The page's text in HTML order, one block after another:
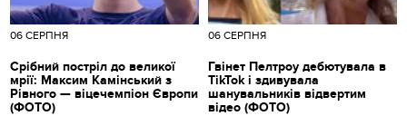
06 СЕРПНЯ
Срібний постріл до великої
мрії: Максим Камінський з
Рівного — віцечемпіон Європи
(ФОТО)
06 СЕРПНЯ
Гвінет Пелтроу дебютувала в
TikTok і здивувала
шанувальників відвертим
відео (ФОТО)